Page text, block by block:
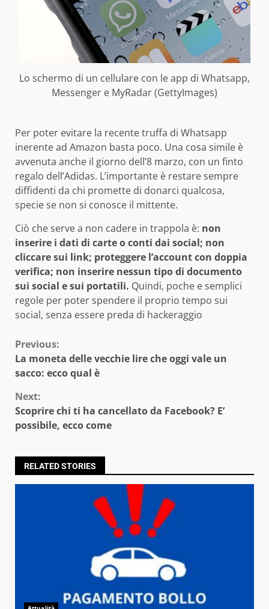
Lo schermo di un cellulare con le app di Whatsapp,
Messenger e MyRadar (GettyImages)
Per poter evitare la recente truffa di Whatsapp
inerente ad Amazon basta poco. Una cosa simile è
avvenuta anche il giorno dell’8 marzo, con un finto
regalo dell’Adidas. L’importante è restare sempre
diffidenti da chi promette di donarci qualcosa,
specie se non si conosce il mittente.
Ciò che serve a non cadere in trappola è: non
inserire i dati di carte o conti dai social; non
cliccare sui link; proteggere l’account con doppia
verifica; non inserire nessun tipo di documento
sui social e sui portatili. Quindi, poche e semplici
regole per poter spendere il proprio tempo sui
social, senza essere preda di hackeraggio
Continue
Reading
Previous:
La moneta delle vecchie lire che oggi vale un
sacco: ecco qual è
Next:
Scoprire chi ti ha cancellato da Facebook? E’
possibile, ecco come
RELATED STORIES